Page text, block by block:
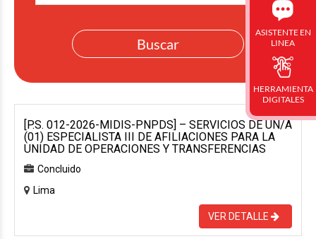
[P.S. 012-2026-MIDIS-PNPDS] – SERVICIOS DE UN/A
(01) ESPECIALISTA III DE AFILIACIONES PARA LA
UNIDAD DE OPERACIONES Y TRANSFERENCIAS
Concluido
Lima
VER DETALLE
ASISTENTE EN
LINEA
HERRAMIENTA
DIGITALES